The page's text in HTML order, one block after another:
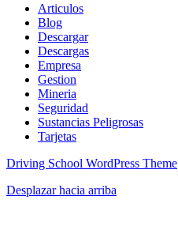
Articulos
Blog
Descargar
Descargas
Empresa
Gestion
Mineria
Seguridad
Sustancias Peligrosas
Tarjetas
Driving School WordPress Theme
Desplazar hacia arriba